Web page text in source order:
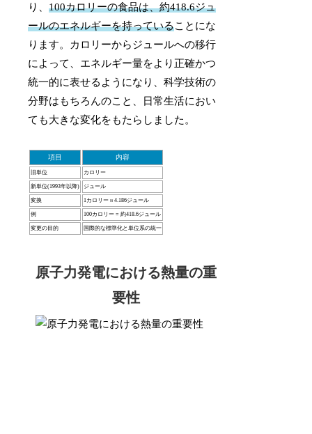
り、100カロリーの食品は、約418.6ジュ
ールのエネルギーを持っていることにな
ります。カロリーからジュールへの移行
によって、エネルギー量をより正確かつ
統一的に表せるようになり、科学技術の
分野はもちろんのこと、日常生活におい
ても大きな変化をもたらしました。
項目 内容
旧単位 カロリー
新単位(1993年以降) ジュール
変換 1カロリー ≈ 4.186ジュール
例 100カロリー = 約418.6ジュール
変更の目的 国際的な標準化と単位系の統一
原子力発電における熱量の重
要性